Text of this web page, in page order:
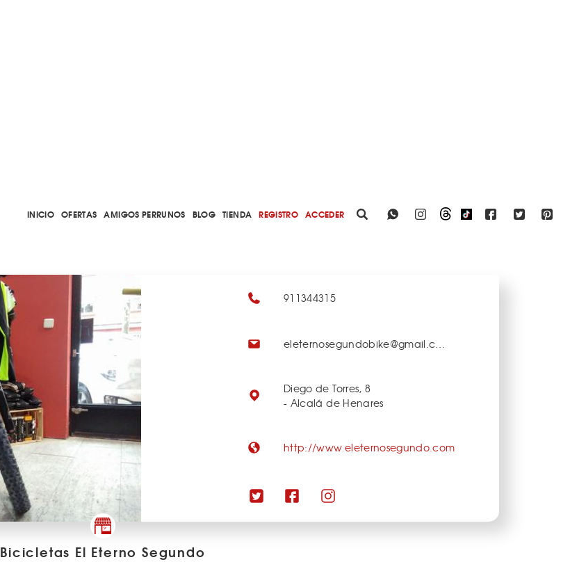
INICIO OFERTAS AMIGOS PERRUNOS BLOG TIENDA REGISTRO ACCEDER
911344315
Diego de Torres, 8
- Alcalá de Henares
http://www.eleternosegundo.com
Bicicletas El Eterno Segundo